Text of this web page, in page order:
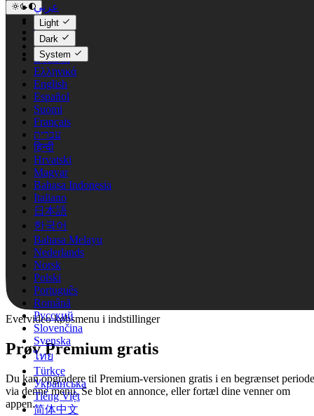
عربي
Català
Čeština
Dansk
Deutsch
Ελληνικά
English
Español
Suomi
Français
עברית
हिन्दी
Hrvatski
Magyar
Bahasa Indonesia
Italiano
日本語
한국어
Bahasa Melayu
Nederlands
Norsk
Polski
Português
Română
Русский
Slovenčina
Svenska
ไทย
Türkçe
Українська
Tiếng Việt
简体中文
Light
Dark
System
Evervideo købsmenu i indstillinger
Prøv Premium gratis
Du kan opgradere til Premium-versionen gratis i en begrænset periode
via denne menu. Se blot en annonce, eller fortæl dine venner om
appen.